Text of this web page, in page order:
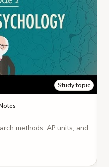
Study topic
methods, AP units, and